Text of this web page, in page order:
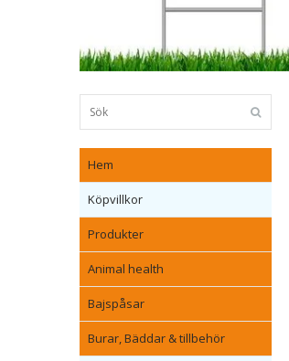
Hem
Köpvillkor
Produkter
Animal health
Bajspåsar
Burar, Bäddar & tillbehör